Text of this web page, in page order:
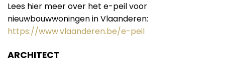
Lees hier meer over het e-peil voor
nieuwbouwwoningen in Vlaanderen:
https://www.vlaanderen.be/e-peil
ARCHITECT